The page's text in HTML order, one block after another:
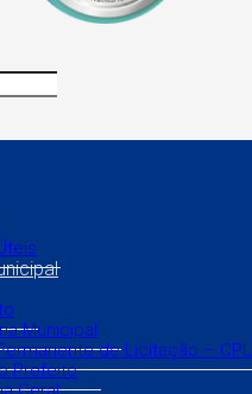
Municipal
de Licitação – CPL
Prefeito